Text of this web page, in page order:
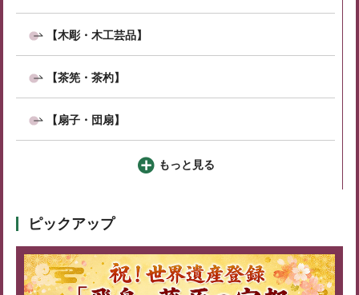
【木彫・木工芸品】
【茶筅・茶杓】
【扇子・団扇】
もっと見る
ピックアップ